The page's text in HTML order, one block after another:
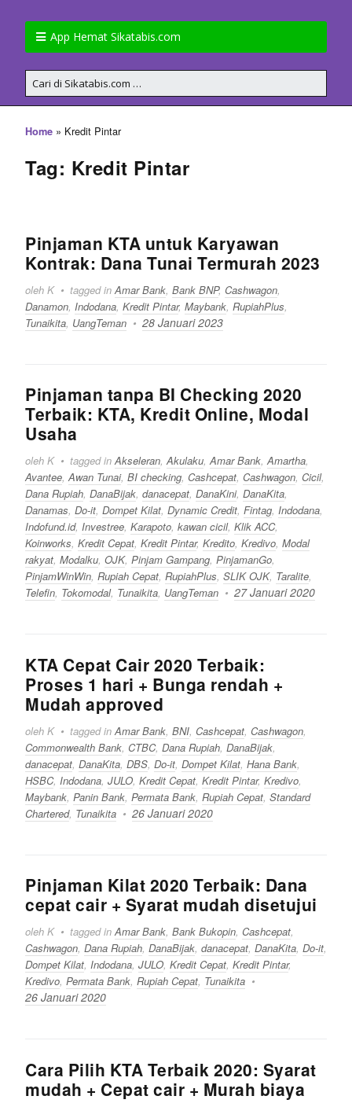
App Hemat Sikatabis.com
Home » Kredit Pintar
Tag: Kredit Pintar
Pinjaman KTA untuk Karyawan
Kontrak: Dana Tunai Termurah 2023
oleh K tagged in Amar Bank, Bank BNP, Cashwagon,
Danamon, Indodana, Kredit Pintar, Maybank, RupiahPlus,
Tunaikita, UangTeman 28 Januari 2023
Pinjaman tanpa BI Checking 2020
Terbaik: KTA, Kredit Online, Modal
Usaha
oleh K tagged inAkseleran,Akulaku,Amar Bank,Amartha,
Avantee,Awan Tunai, BI checking, Cashcepat, Cashwagon, Cicil,
Dana Rupiah, DanaBijak, danacepat, DanaKini, DanaKita,
Danamas, Do-it, Dompet Kilat, Dynamic Credit, Fintag, Indodana,
Indofund.id, Investree, Karapoto, kawan cicil, Klik ACC,
Koinworks, Kredit Cepat, Kredit Pintar, Kredito, Kredivo, Modal
rakyat, Modalku, OJK, Pinjam Gampang, PinjamanGo,
PinjamWinWin, Rupiah Cepat, RupiahPlus, SLIK OJK, Taralite,
Telefin, Tokomodal, Tunaikita, UangTeman 27 Januari 2020
KTA Cepat Cair 2020 Terbaik:
Proses 1 hari + Bunga rendah +
Mudah approved
oleh K tagged in Amar Bank, BNI, Cashcepat, Cashwagon,
Commonwealth Bank, CTBC, Dana Rupiah, DanaBijak,
danacepat, DanaKita, DBS, Do-it, Dompet Kilat, Hana Bank,
HSBC, Indodana, JULO, Kredit Cepat, Kredit Pintar, Kredivo,
Maybank, Panin Bank, Permata Bank, Rupiah Cepat, Standard
Chartered, Tunaikita 26 Januari 2020
Pinjaman Kilat 2020 Terbaik: Dana
cepat cair + Syarat mudah disetujui
oleh K tagged inAmar Bank, Bank Bukopin, Cashcepat,
Cashwagon, Dana Rupiah, DanaBijak, danacepat, DanaKita, Do-it,
Dompet Kilat, Indodana, JULO, Kredit Cepat, Kredit Pintar,
Kredivo, Permata Bank, Rupiah Cepat, Tunaikita
26 Januari 2020
Cara Pilih KTA Terbaik 2020: Syarat
mudah + Cepat cair + Murah biaya